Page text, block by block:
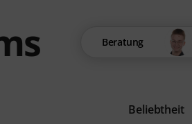
Beratung
Beliebtheit